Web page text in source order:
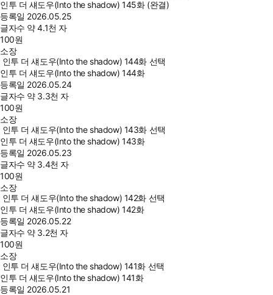
인투 더 섀도우(Into the shadow) 145화 (완결)
등록일 2026.05.25
글자수 약 4.1천 자
100원
소장
인투 더 섀도우(Into the shadow) 144화 선택
인투 더 섀도우(Into the shadow) 144화
등록일 2026.05.24
글자수 약 3.3천 자
100원
소장
인투 더 섀도우(Into the shadow) 143화 선택
인투 더 섀도우(Into the shadow) 143화
등록일 2026.05.23
글자수 약 3.4천 자
100원
소장
인투 더 섀도우(Into the shadow) 142화 선택
인투 더 섀도우(Into the shadow) 142화
등록일 2026.05.22
글자수 약 3.2천 자
100원
소장
인투 더 섀도우(Into the shadow) 141화 선택
인투 더 섀도우(Into the shadow) 141화
등록일 2026.05.21